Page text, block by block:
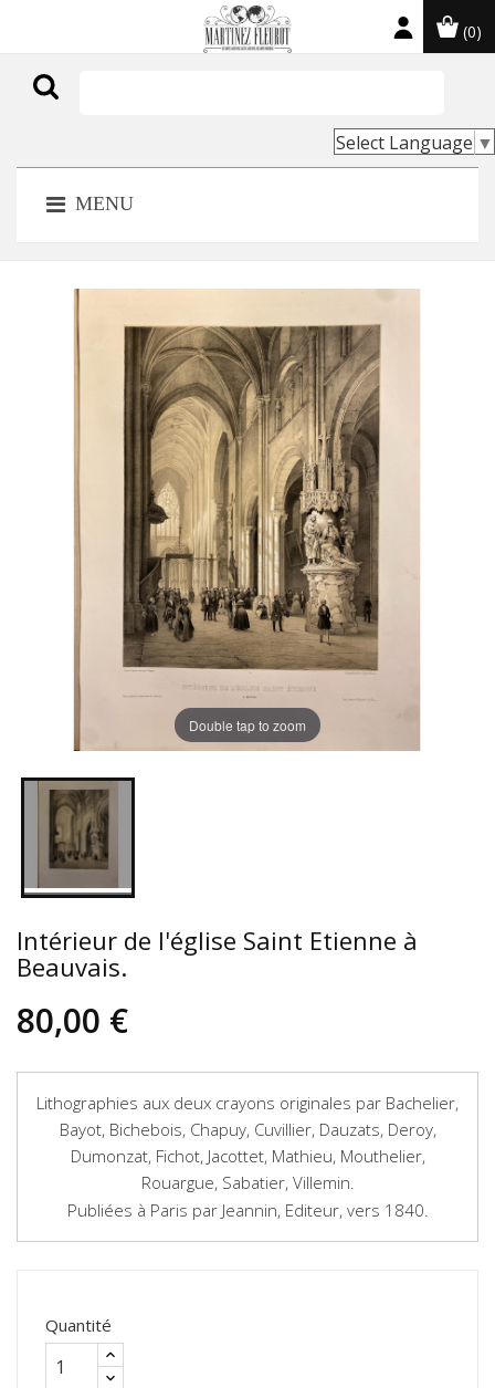
(0)
Select Language ▼
MENU
Double tap to zoom
Intérieur de l'église Saint Etienne à
Beauvais.
80,00 €
Lithographies aux deux crayons originales par Bachelier,
Bayot, Bichebois, Chapuy, Cuvillier, Dauzats, Deroy,
Dumonzat, Fichot, Jacottet, Mathieu, Mouthelier,
Rouargue, Sabatier, Villemin.
Publiées à Paris par Jeannin, Editeur, vers 1840.
Quantité